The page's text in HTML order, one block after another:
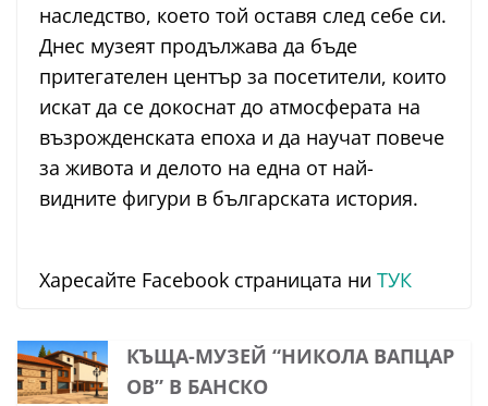
наследство, което той оставя след себе си.
Днес музеят продължава да бъде
притегателен център за посетители, които
искат да се докоснат до атмосферата на
възрожденската епоха и да научат повече
за живота и делото на една от най-
видните фигури в българската история.
Харесайте Facebook страницата ни ТУК
КЪЩА-МУЗЕЙ “НИКОЛА ВАПЦАР
ОВ” В БАНСКО